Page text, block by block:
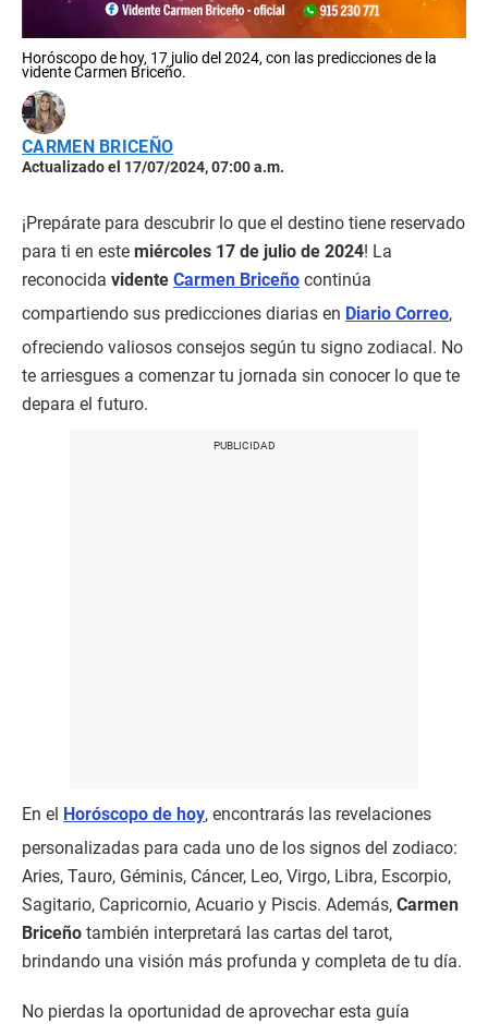
Horóscopo de hoy, 17 julio del 2024, con las predicciones de la
vidente Carmen Briceño.
CARMEN BRICEÑO
Actualizado el 17/07/2024, 07:00 a.m.
¡Prepárate para descubrir lo que el destino tiene reservado
para ti en este miércoles 17 de julio de 2024! La
reconocida vidente Carmen Briceño continúa
compartiendo sus predicciones diarias en Diario Correo,
ofreciendo valiosos consejos según tu signo zodiacal. No
te arriesgues a comenzar tu jornada sin conocer lo que te
depara el futuro.
En el Horóscopo de hoy, encontrarás las revelaciones
personalizadas para cada uno de los signos del zodiaco:
Aries, Tauro, Géminis, Cáncer, Leo, Virgo, Libra, Escorpio,
Sagitario, Capricornio, Acuario y Piscis. Además, Carmen
Briceño también interpretará las cartas del tarot,
brindando una visión más profunda y completa de tu día.
No pierdas la oportunidad de aprovechar esta guía